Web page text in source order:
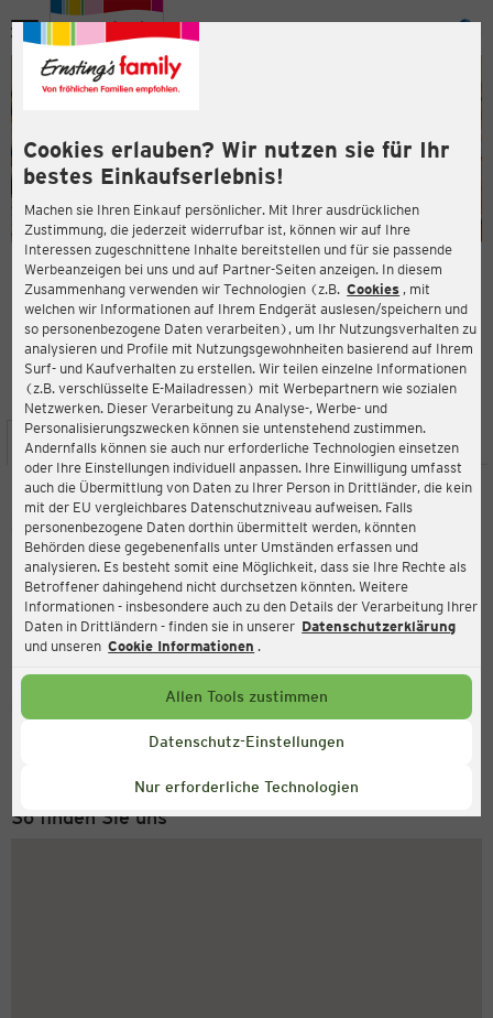
Cookies erlauben? Wir nutzen sie für Ihr
bestes Einkaufserlebnis!
Machen sie Ihren Einkauf persönlicher. Mit Ihrer ausdrücklichen
Zustimmung, die jederzeit widerrufbar ist, können wir auf Ihre
Interessen zugeschnittene Inhalte bereitstellen und für sie passende
Werbeanzeigen bei uns und auf Partner-Seiten anzeigen. In diesem
Zusammenhang verwenden wir Technologien (z.B. Cookies , mit
welchen wir Informationen auf Ihrem Endgerät auslesen/speichern und
so personenbezogene Daten verarbeiten), um Ihr Nutzungsverhalten zu
analysieren und Profile mit Nutzungsgewohnheiten basierend auf Ihrem
Surf- und Kaufverhalten zu erstellen. Wir teilen einzelne Informationen
(z.B. verschlüsselte E-Mailadressen) mit Werbepartnern wie sozialen
Netzwerken. Dieser Verarbeitung zu Analyse-, Werbe- und
Personalisierungszwecken können sie untenstehend zustimmen.
Andernfalls können sie auch nur erforderliche Technologien einsetzen
oder Ihre Einstellungen individuell anpassen. Ihre Einwilligung umfasst
auch die Übermittlung von Daten zu Ihrer Person in Drittländer, die kein
mit der EU vergleichbares Datenschutzniveau aufweisen. Falls
personenbezogene Daten dorthin übermittelt werden, könnten
Behörden diese gegebenenfalls unter Umständen erfassen und
analysieren. Es besteht somit eine Möglichkeit, dass sie Ihre Rechte als
Betroffener dahingehend nicht durchsetzen könnten. Weitere
Informationen - insbesondere auch zu den Details der Verarbeitung Ihrer
Daten in Drittländern - finden sie in unserer Datenschutzerklärung
und unseren Cookie Informationen .
Allen Tools zustimmen
Datenschutz-Einstellungen
Nur erforderliche Technologien
Menü
ERNSTING'S FAMILY FILIALE
Prager Straße 286 (TOP E.13)
1210 Wien
4,2
Bewertung:
STANDORT SERVICES SORTIMENT AKTIONEN
Ernsting's family
Prager Straße 286 (TOP E.13), 1210 Wien
Aktuell:
Geschlossen
Service Hotline
+49 (0) 2546 / 98 999 98
So finden Sie uns